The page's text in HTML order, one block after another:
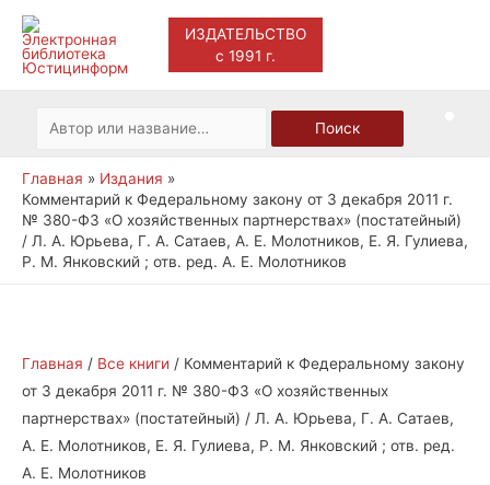
ИЗДАТЕЛЬСТВО
с 1991 г.
Искать:
Поиск
Главная
Издания
Комментарий к Федеральному закону от 3 декабря 2011 г.
№ 380-ФЗ «О хозяйственных партнерствах» (постатейный)
/ Л. А. Юрьева, Г. А. Сатаев, А. Е. Молотников, Е. Я. Гулиева,
Р. М. Янковский ; отв. ред. А. Е. Молотников
Главная / Все книги / Комментарий к Федеральному закону
от 3 декабря 2011 г. № 380-ФЗ «О хозяйственных
партнерствах» (постатейный) / Л. А. Юрьева, Г. А. Сатаев,
А. Е. Молотников, Е. Я. Гулиева, Р. М. Янковский ; отв. ред.
А. Е. Молотников